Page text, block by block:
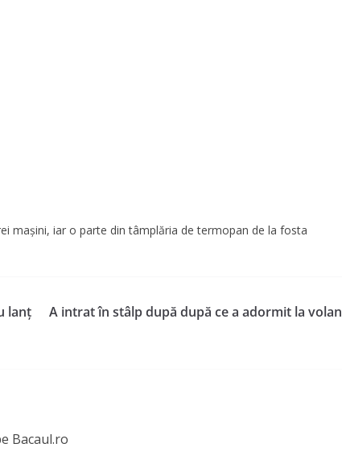
mașini, iar o parte din tâmplăria de termopan de la fosta
lanț
A intrat în stâlp după după ce a adormit la volan
Bacaul.ro